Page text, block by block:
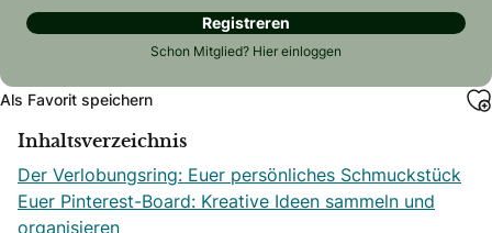
Registreren
Schon Mitglied? Hier einloggen
Als Favorit speichern
Inhaltsverzeichnis
Der Verlobungsring: Euer persönliches Schmuckstück
Euer Pinterest-Board: Kreative Ideen sammeln und
organisieren